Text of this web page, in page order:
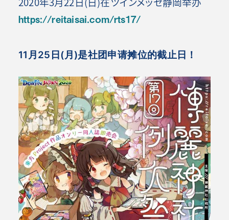
https://reitaisai.com/rts17/
11月25日(月)是社团申请摊位的截止日！